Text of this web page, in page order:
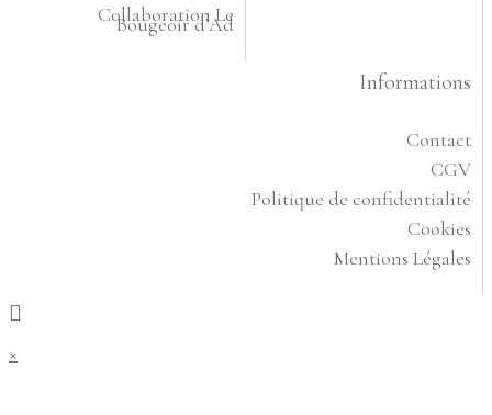
Collaboration Le
Bougeoir d’Ad
Informations
Contact
CGV
Politique de confidentialité
Cookies
Mentions Légales
×